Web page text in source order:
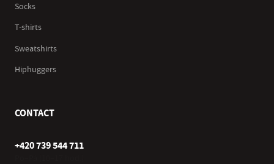
Socks
T-shirts
Sweatshirts
Hiphuggers
CONTACT
+420 739 544 711